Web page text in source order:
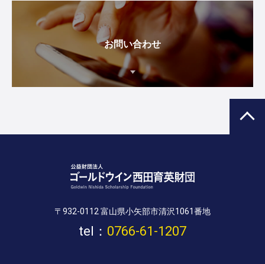
お問い合わせ
〒932-0112 富山県小矢部市清沢1061番地
tel： 0766-61-1207